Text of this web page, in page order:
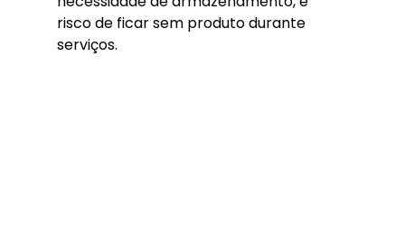
risco de ficar sem produto durante
serviços.